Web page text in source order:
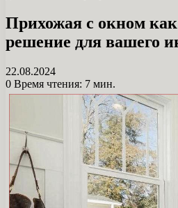
Прихожая с окном как
решение для вашего
22.08.2024
0 Время чтения: 7 мин.